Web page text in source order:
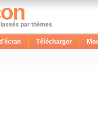
par thèmes
Télécharger